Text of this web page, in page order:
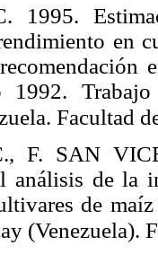
1995.
en
1992.
Facultad
F. SAN
análisis de la
de
(Venezuela).